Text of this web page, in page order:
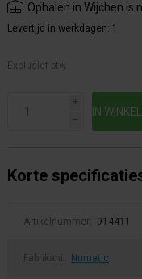
Ophalen in Wijchen is
Levertijd in werkdagen: 1
Exclusief btw.
i
h
Korte
Artikelnummer: 914411
Fabrikant: Numatic